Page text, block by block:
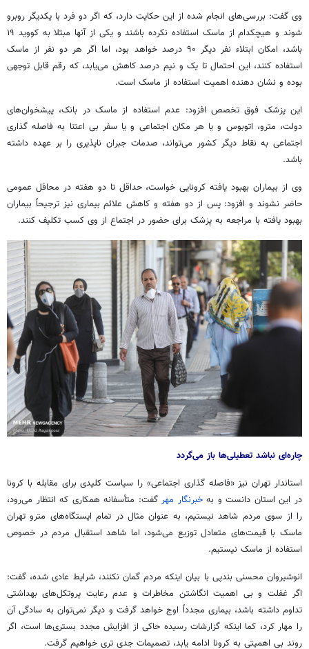
وی گفت: بررسی‌های انجام شده از این حکایت دارد، که اگر دو فرد با یکدیگر روبرو
شوند و هیچکدام از ماسک استفاده نکرده باشند و یکی از آنها مبتلا به کووید ۱۹
باشد، امکان ابتلاء نفر دیگر ۹۰ درصد خواهد بود، اما اگر هر دو نفر از ماسک
استفاده کنند، این احتمال تا یک و نیم درصد کاهش می‌یابد، که رقم قابل توجهی
بوده و نشان دهنده اهمیت استفاده از ماسک است.
این پزشک فوق تخصص افزود: عدم استفاده از ماسک در بانک، پیشخوان‌های
دولت، مترو، اتوبوس و یا هر مکان اجتماعی و یا سفر بی اعتنا به فاصله گذاری
اجتماعی به نقاط دیگر کشور می‌تواند، صدمات جبران ناپذیری را بر عهده داشته
باشد.
وی از بیماران بهبود یافته کرونایی خواست، حداقل تا دو هفته در محافل عمومی
حاضر نشوند و افزود: پس از دو هفته و کاهش علائم بیماری نیز ترجیحاً بیماران
بهبود یافته با مراجعه به پزشک برای حضور در اجتماع از وی کسب تکلیف کنند.
چاره‌ای نباشد تعطیلی‌ها باز می‌گردد
استاندار تهران نیز «فاصله گذاری اجتماعی» را سیاست کلیدی برای مقابله با کرونا
در این استان دانست و بهخبرنگار مهرگفت: متأسفانه همکاری که انتظار می‌رود،
را از سوی مردم شاهد نیستیم، به عنوان مثال در تمام ایستگاه‌های مترو تهران
ماسک با قیمت‌های متعادل توزیع می‌شود، اما شاهد استقبال مردم در خصوص
استفاده از ماسک نیستیم.
انوشیروان محسنی بندپی با بیان اینکه مردم گمان نکنند، شرایط عادی شده، گفت:
اگر غفلت و بی اهمیت انگاشتن مخاطرات و عدم رعایت پروتکل‌های بهداشتی
تداوم داشته باشد، بیماری مجدداً اوج خواهد گرفت و دیگر نمی‌توان به سادگی آن
را مهار کرد، کما اینکه گزارشات رسیده حاکی از افزایش مجدد بستری‌ها است، اگر
روند بی اهمیتی به کرونا ادامه یابد، تصمیمات جدی تری خواهیم گرفت.